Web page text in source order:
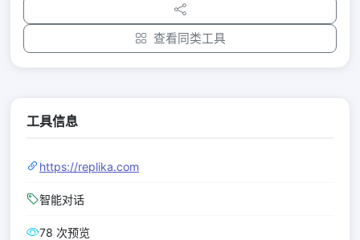
查看同类工具
工具信息
https://replika.com
智能对话
78 次预览